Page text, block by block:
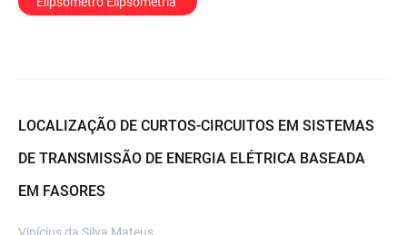
LOCALIZAÇÃO DE CURTOS-CIRCUITOS EM SISTEMAS
DE TRANSMISSÃO DE ENERGIA ELÉTRICA BASEADA
EM FASORES
Vinícius da Silva Mateus